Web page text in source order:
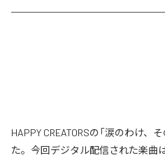
HAPPY CREATORSの「涙のわけ、
た。今回デジタル配信された楽曲